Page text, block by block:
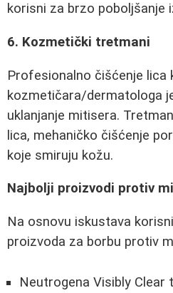
korisni za brzo poboljšanje
6. Kozmetički tretmani
Profesionalno čišćenje lica
kozmetičara/dermatologa
uklanjanje mitisera.
lica, mehaničko čišćenje
koje smiruju kožu.
Najbolji proizvodi protiv
Na osnovu iskustava
proizvoda za borbu protiv
Neutrogena Visibly Clear